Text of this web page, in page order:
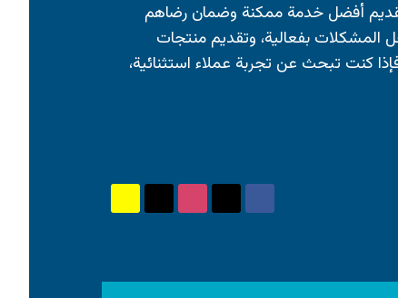
أفضل خدمة ممكنة وضمان رضاهم
المشكلات بفعالية، وتقديم منتجات
كنت تبحث عن تجربة عملاء استثنائية،